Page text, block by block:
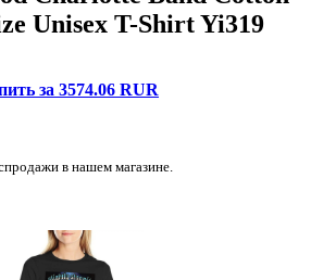
Unisex T-Shirt Yi319
за 3574.06 RUR
в нашем магазине.